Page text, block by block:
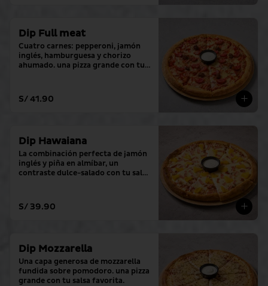
Dip Full meat
Cuatro carnes: pepperoni, jamón
inglés, hamburguesa y chorizo
ahumado. una pizza grande con tu
S/ 41.90
Dip Hawaiana
La combinación perfecta de jamón
inglés y piña en almíbar, un
contraste dulce-salado con tu salsa
S/ 39.90
Dip Mozzarella
Una capa generosa de mozzarella
fundida sobre pomodoro. una pizza
grande con tu salsa favorita.